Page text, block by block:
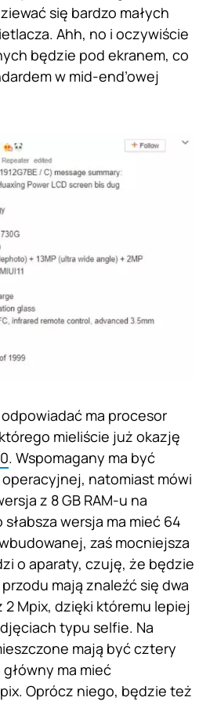
się bardzo małych
Ahh, no i oczywiście
będzie pod ekranem, co
w mid-end’owej
ma procesor
mieliście już okazję
. Wspomagany ma być
operacyjnej, natomiast mówi
z 8 GB RAM-u na
wersja ma mieć 64
zaś mocniejsza
o aparaty, czuję, że będzie
mają znaleźć się dwa
2 Mpix, dzięki któremu lepiej
typu selfie. Na
mają być cztery
ma mieć
Oprócz niego, będzie też